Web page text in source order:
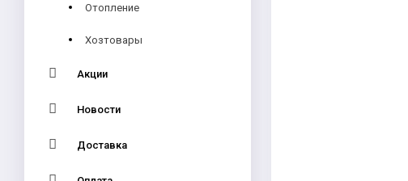
Отопление
Хозтовары
Акции
Новости
Доставка